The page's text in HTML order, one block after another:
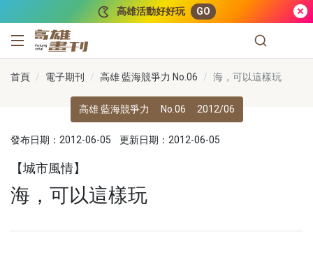
高雄活動好好玩 GO
高雄畫刊
首頁 電子期刊 高雄 藍海競爭力 No.06 海，可以這樣玩
高雄 藍海競爭力 No.06 2012/06
發布日期：2012-06-05 更新日期：2012-06-05
【城市風情】
海，可以這樣玩